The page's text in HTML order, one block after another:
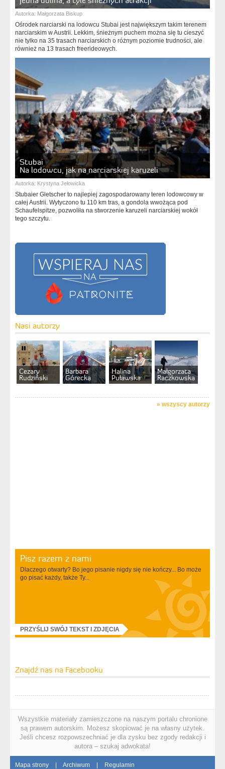
Autorka: Małgorzata Biskup
Ośrodek narciarski na lodowcu Stubai jest największym takim terenem
narciarskim w Austrii. Lekkim, śnieżnym puchem można się tu cieszyć
nie tylko na 35 trasach narciarskich o różnym poziomie trudności, ale
również na 13 trasach freerideowych.
Stubai
Na lodowcu, jak na narciarskiej karuzeli
Autorka: Krystyna Jełowicka
Stubaier Gletscher to najlepiej zagospodarowany teren lodowcowy w
całej Austrii. Wytyczono tu 110 km tras, a gondola wwożąca pod
Schaufelspitze, pozwoliła na stworzenie karuzeli narciarskiej wokół
tego szczytu.
Nasi autorzy
Cezary
Rudziński
Barbara
Górecka
Halina
Puławska
Małgorzata
Raczkowska
» wszyscy autorzy
Pisz razem z nami
Dlaczego otwarty? Bo jego pisanie nigdy się nie kończy... Bo może
go pisać każdy, także Ty...
PRZYŚLIJ SWÓJ TEKST I ZDJĘCIA
Znajdź nas na Facebooku
Wszystkie materiały zamieszczone na naszym portalu chronione
są prawem autorskim. Możesz skopiować je na własny użytek.
Jeśli chcesz rozpowszechniać je dla zysku bez zgody redakcji i
autora – szukaj adwokata!
Mapa strony | Archiwum | Regulamin